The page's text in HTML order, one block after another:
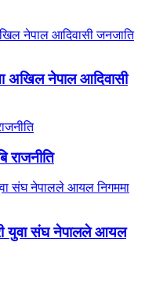
अखिल नेपाल आदिवासी
राजनीति
युवा संघ नेपालले आयल